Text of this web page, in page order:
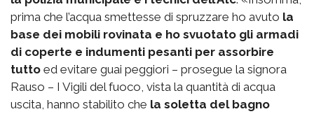
prima che l’acqua smettesse di spruzzare ho avuto la
base dei mobili rovinata e ho svuotato gli armadi
di coperte e indumenti pesanti per assorbire
tutto ed evitare guai peggiori – prosegue la signora
Rauso – I Vigili del fuoco, vista la quantità di acqua
uscita, hanno stabilito che la soletta del bagno